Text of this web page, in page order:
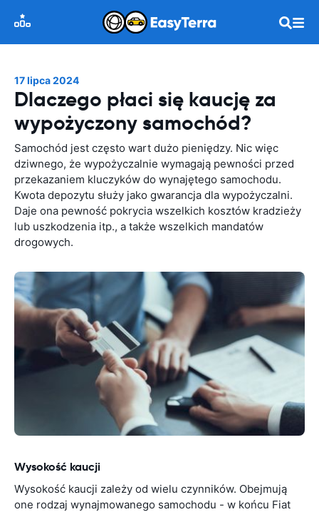
17 lipca 2024
Dlaczego płaci się kaucję za
wypożyczony samochód?
Samochód jest często wart dużo pieniędzy. Nic więc
dziwnego, że wypożyczalnie wymagają pewności przed
przekazaniem kluczyków do wynajętego samochodu.
Kwota depozytu służy jako gwarancja dla wypożyczalni.
Daje ona pewność pokrycia wszelkich kosztów kradzieży
lub uszkodzenia itp., a także wszelkich mandatów
drogowych.
Wysokość kaucji
Wysokość kaucji zależy od wielu czynników. Obejmują
one rodzaj wynajmowanego samochodu - w końcu Fiat